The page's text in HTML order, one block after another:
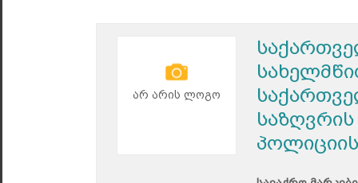
არ არის ლოგო